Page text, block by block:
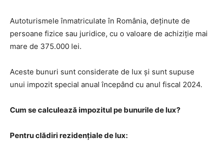
Autoturismele înmatriculate în România, deținute de
persoane fizice sau juridice, cu o valoare de achiziție mai
mare de 375.000 lei.
Aceste bunuri sunt considerate de lux și sunt supuse
unui impozit special anual începând cu anul fiscal 2024.
Cum se calculează impozitul pe bunurile de lux?
Pentru clădiri rezidențiale de lux: